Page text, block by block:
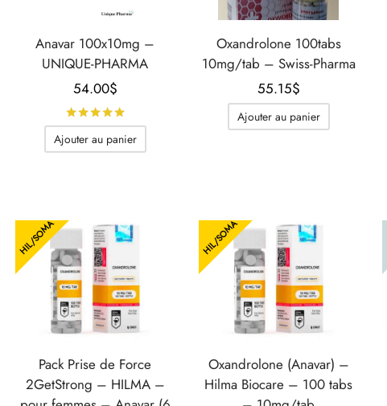
Anavar 100x10mg –
UNIQUE-PHARMA
54.00$
Ajouter au panier
Oxandrolone 100tabs
10mg/tab – Swiss-Pharma
55.15$
Ajouter au panier
HIL/SOMA
Pack Prise de Force
2GetStrong – HILMA –
HIL/SOMA
Oxandrolone (Anavar) –
Hilma Biocare – 100 tabs